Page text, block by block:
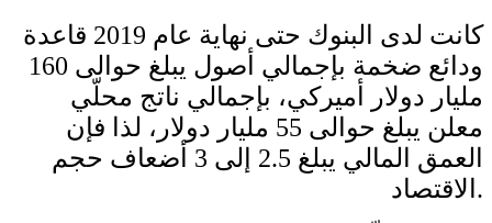
كانت لدى البنوك حتى نهاية عام 2019 قاعدة
ودائع ضخمة بإجمالي أصول يبلغ حوالى 160
مليار دولار أميركي، بإجمالي ناتج محلّي
معلن يبلغ حوالى 55 مليار دولار، لذا فإن
العمق المالي يبلغ 2.5 إلى 3 أضعاف حجم
الاقتصاد.